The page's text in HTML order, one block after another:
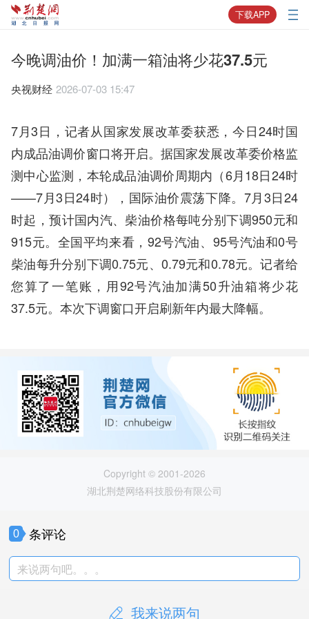
下载APP
今晚调油价！加满一箱油将少花37.5元
央视财经 2026-07-03 15:47
7月3日，记者从国家发展改革委获悉，今日24时国
内成品油调价窗口将开启。据国家发展改革委价格监
测中心监测，本轮成品油调价周期内（6月18日24时
——7月3日24时），国际油价震荡下降。7月3日24
时起，预计国内汽、柴油价格每吨分别下调950元和
915元。全国平均来看，92号汽油、95号汽油和0号
柴油每升分别下调0.75元、0.79元和0.78元。记者给
您算了一笔账，用92号汽油加满50升油箱将少花
37.5元。本次下调窗口开启刷新年内最大降幅。
Copyright © 2001-2026
湖北荆楚网络科技股份有限公司
0 条评论
来说两句吧。。。
我来说两句